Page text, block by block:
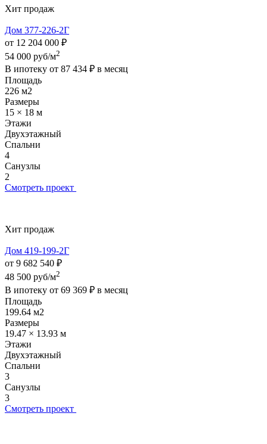
Хит продаж
Дом 377-226-2Г
от 12 204 000 ₽
54 000 руб/м2
В ипотеку от 87 434 ₽ в месяц
Площадь
226 м2
Размеры
15 × 18 м
Этажи
Двухэтажный
Спальни
4
Санузлы
2
Смотреть проект
Хит продаж
Дом 419-199-2Г
от 9 682 540 ₽
48 500 руб/м2
В ипотеку от 69 369 ₽ в месяц
Площадь
199.64 м2
Размеры
19.47 × 13.93 м
Этажи
Двухэтажный
Спальни
3
Санузлы
3
Смотреть проект